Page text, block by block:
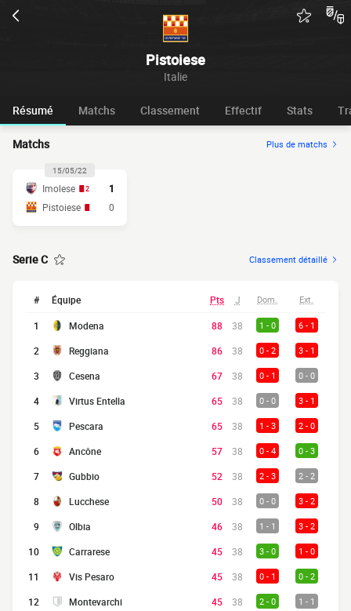
Pistoiese
Italie
Résumé Matchs Classement Effectif Stats
Matchs Plus de matchs
15/05/22
Imolese 2
1
Pistoiese
0
Serie C Classement détaillé
# Équipe Pts J Dom. Ext.
1 Modena 88 38 1 - 0 6 - 1
2 Reggiana 86 38 0 - 2 3 - 1
3 Cesena 67 38 0 - 1 0 - 0
4 Virtus Entella 65 38 0 - 0 3 - 1
5 Pescara 65 38 1 - 3 2 - 0
6 Ancône 57 38 0 - 4 0 - 3
7 Gubbio 52 38 2 - 3 2 - 2
8 Lucchese 50 38 0 - 0 3 - 2
9 Olbia 46 38 1 - 1 3 - 2
10 Carrarese 45 38 3 - 0 1 - 0
11 Vis Pesaro 45 38 0 - 1 0 - 2
12 Montevarchi 45 38 2 - 0 1 - 1